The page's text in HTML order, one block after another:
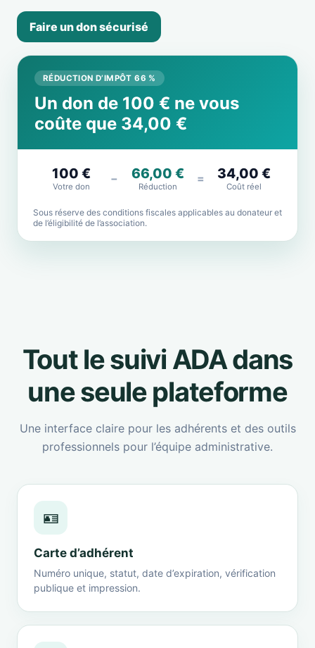
Faire un don sécurisé
RÉDUCTION D’IMPÔT 66 %
Un don de 100 € ne vous
coûte que 34,00 €
100 €
Votre don
− 66,00 €
Réduction
= 34,00 €
Coût réel
Sous réserve des conditions fiscales applicables au donateur et
de l’éligibilité de l’association.
Tout le suivi ADA dans
une seule plateforme
Une interface claire pour les adhérents et des outils
professionnels pour l’équipe administrative.
🪪
Carte d’adhérent
Numéro unique, statut, date d’expiration, vérification
publique et impression.